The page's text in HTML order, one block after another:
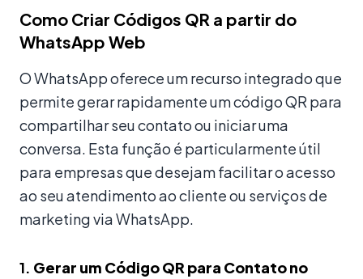
Como Criar Códigos QR a partir do
WhatsApp Web
O WhatsApp oferece um recurso integrado que
permite gerar rapidamente um código QR para
compartilhar seu contato ou iniciar uma
conversa. Esta função é particularmente útil
para empresas que desejam facilitar o acesso
ao seu atendimento ao cliente ou serviços de
marketing via WhatsApp.
1. Gerar um Código QR para Contato no